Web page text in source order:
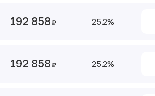
192 858 25.2
192 858 25.2